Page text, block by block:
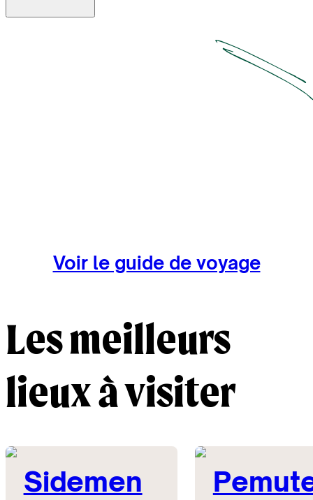
Faire du yoga sur la plage de Tanah Lot au coucher du soleil
Voir le guide de voyage
Les meilleurs
lieux à visiter
Sidemen